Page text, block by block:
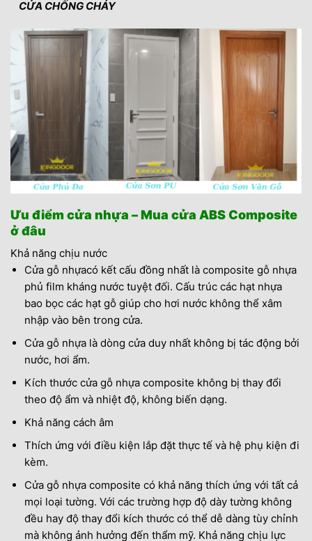
CỬA CHỐNG CHÁY
Ưu điểm cửa nhựa – Mua cửa ABS Composite
ở đâu
Khả năng chịu nước
Cửa gỗ nhựacó kết cấu đồng nhất là composite gỗ nhựa
phủ film kháng nước tuyệt đối. Cấu trúc các hạt nhựa
bao bọc các hạt gỗ giúp cho hơi nước không thể xâm
nhập vào bên trong cửa.
Cửa gỗ nhựa là dòng cửa duy nhất không bị tác động bởi
nước, hơi ẩm.
Kích thước cửa gỗ nhựa composite không bị thay đổi
theo độ ẩm và nhiệt độ, không biến dạng.
Khả năng cách âm
Thích ứng với điều kiện lắp đặt thực tế và hệ phụ kiện đi
kèm.
Cửa gỗ nhựa composite có khả năng thích ứng với tất cả
mọi loại tường. Với các trường hợp độ dày tường không
đều hay độ thay đổi kích thước có thể dễ dàng tùy chỉnh
mà không ảnh hưởng đến thẩm mỹ. Khả năng chịu lực